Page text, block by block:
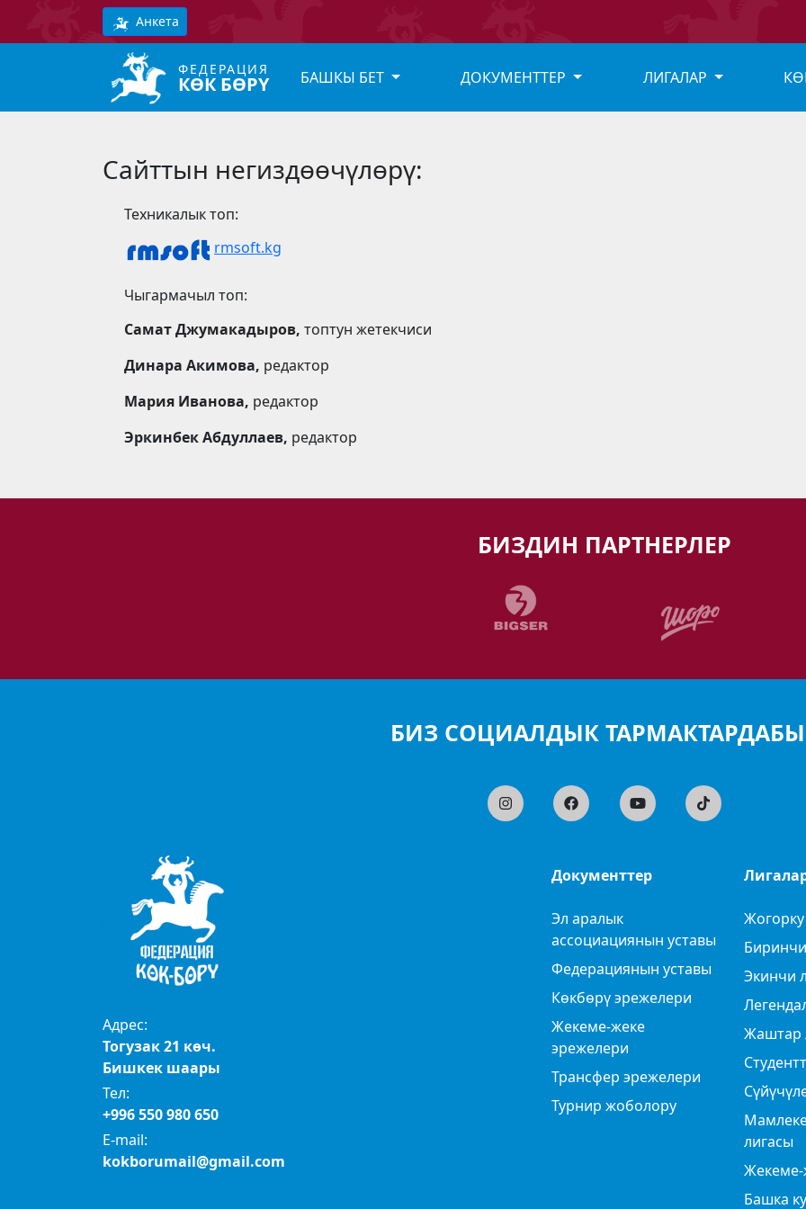
Анкета
ФЕДЕРАЦИЯ
КӨК БӨРҮ БАШКЫ БЕТ ДОКУМЕНТТЕР ЛИГАЛАР
Сайттын негиздөөчүлөрү:
Техникалык топ:
rmsoft.kg
Чыгармачыл топ:
Самат Джумакадыров, топтун жетекчиси
Динара Акимова, редактор
Мария Иванова, редактор
Эркинбек Абдуллаев, редактор
БИЗДИН ПАРТНЕРЛЕР
БИЗ СОЦИАЛДЫК
Адрес:
Тогузак 21 көч.
Бишкек шаары
Тел:
+996 550 980 650
E-mail:
kokborumail@gmail.com
Документтер
Эл аралык
ассоциациянын уставы
Федерациянын уставы
Көкбөрү эрежелери
Жекеме-жеке
эрежелери
Трансфер эрежелери
Турнир жоболору
Жогорку
Экинчи
Жаштар
лигасы
Жекеме-
Башка